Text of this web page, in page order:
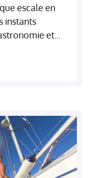
escale en
instants
et...